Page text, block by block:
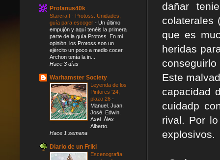
dañar
colaterales
que es
heridas
Este
capacidad
cuidadp
rival. Por
explosivos.
Profanus40k
Starcraft - Protoss: Unidades,
guía para escoger - Un último
empujón y aquí tenéis la primera
parte de la guía Protoss. En mi
opinión, los Protoss son un
ejército un poco a medio cocer.
Archon tenía la in...
Hace 3 días
Warhamster Society
Leyenda de los
Pintores '24,
plazo 26 -
Manuel. Juan.
José. Edwin.
Axel. Álex.
Alberto.
Hace 1 semana
Diario de un Friki
Escenografía: